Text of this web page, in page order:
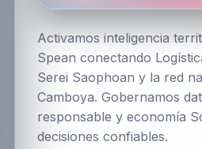
Activamos inteligencia
Spean conectando
Serei Saophoan y la red
Camboya. Gobernamos
responsable y economía
decisiones confiables.